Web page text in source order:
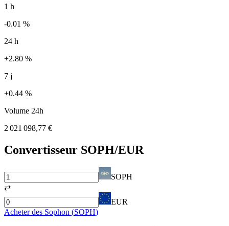
1 h
-0.01 %
24 h
+2.80 %
7 j
+0.44 %
Volume 24h
2 021 098,77 €
Convertisseur SOPH/EUR
SOPH
⇄
EUR
Acheter des Sophon (SOPH)